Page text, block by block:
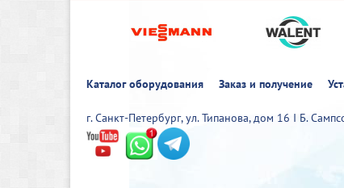
Каталог оборудования Заказ и получение
г. Санкт-Петербург, ул. Типанова, дом 16 I Б.